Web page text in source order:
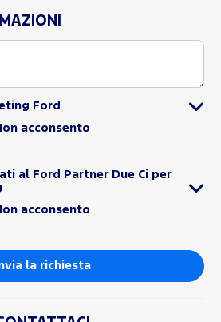
Ford
acconsento
al Ford Partner Due Ci per
acconsento